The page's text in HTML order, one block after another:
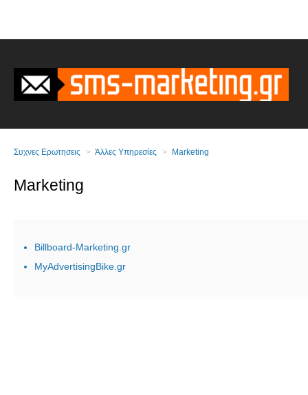
Συχνες Ερωτησεις Άλλες Υπηρεσίες Marketing
Marketing
Billboard-Marketing.gr
MyAdvertisingBike.gr